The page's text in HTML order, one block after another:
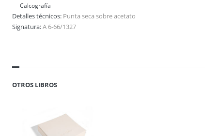
Calcografía
Detalles técnicos: Punta seca sobre acetato
Signatura:A 6-66/1327
OTROS LIBROS